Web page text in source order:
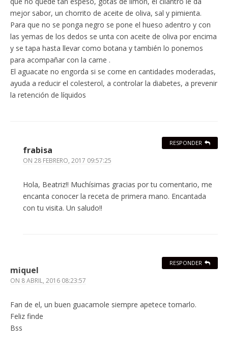
mejor sabor, un chorrito de aceite de oliva, sal y pimienta.
Para que no se ponga negro se pone el hueso adentro y con
las yemas de los dedos se unta con aceite de oliva por encima
y se tapa hasta llevar como botana y también lo ponemos
para acompañar con la carne .
El aguacate no engorda si se come en cantidades moderadas,
ayuda a reducir el colesterol, a controlar la diabetes, a prevenir
la retención de líquidos
frabisa
ON 28 FEBRERO, 2017 09:57:25
Hola, Beatriz!! Muchísimas gracias por tu comentario, me
encanta conocer la receta de primera mano. Encantada
con tu visita. Un saludo!!
RESPONDER
miquel
ON 8 ABRIL, 2016 08:23:57
Fan de el, un buen guacamole siempre apetece tomarlo.
Feliz finde
Bss
RESPONDER